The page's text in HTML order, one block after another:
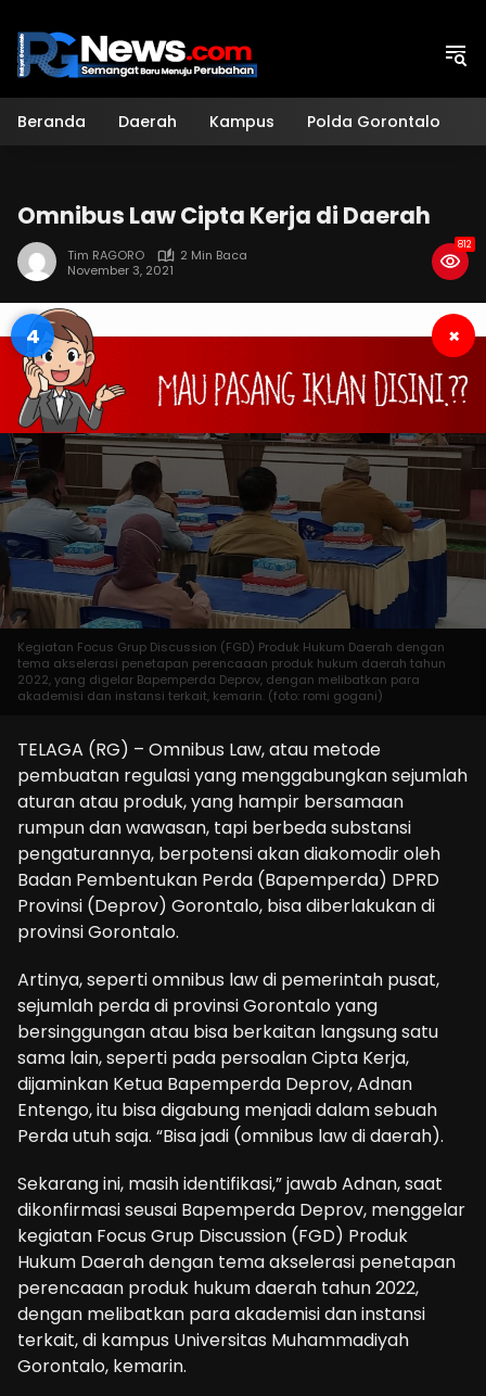
konten
Beranda Daerah Kampus Polda Gorontalo
Omnibus Law Cipta Kerja di Daerah
Tim RAGORO
2 Min Baca
November 3, 2021
812
3 ×
Kegiatan Focus Grup Discussion (FGD) Produk Hukum Daerah dengan
tema akselerasi penetapan perencaaan produk hukum daerah tahun
2022, yang digelar Bapemperda Deprov, dengan melibatkan para
akademisi dan instansi terkait, kemarin. (foto: romi gogani)
TELAGA (RG) – Omnibus Law, atau metode
pembuatan regulasi yang menggabungkan sejumlah
aturan atau produk, yang hampir bersamaan
rumpun dan wawasan, tapi berbeda substansi
pengaturannya, berpotensi akan diakomodir oleh
Badan Pembentukan Perda (Bapemperda) DPRD
Provinsi (Deprov) Gorontalo, bisa diberlakukan di
provinsi Gorontalo.
Artinya, seperti omnibus law di pemerintah pusat,
sejumlah perda di provinsi Gorontalo yang
bersinggungan atau bisa berkaitan langsung satu
sama lain, seperti pada persoalan Cipta Kerja,
dijaminkan Ketua Bapemperda Deprov, Adnan
Entengo, itu bisa digabung menjadi dalam sebuah
Perda utuh saja. “Bisa jadi (omnibus law di daerah).
Sekarang ini, masih identifikasi,” jawab Adnan, saat
dikonfirmasi seusai Bapemperda Deprov, menggelar
kegiatan Focus Grup Discussion (FGD) Produk
Hukum Daerah dengan tema akselerasi penetapan
perencaaan produk hukum daerah tahun 2022,
dengan melibatkan para akademisi dan instansi
terkait, di kampus Universitas Muhammadiyah
Gorontalo, kemarin.